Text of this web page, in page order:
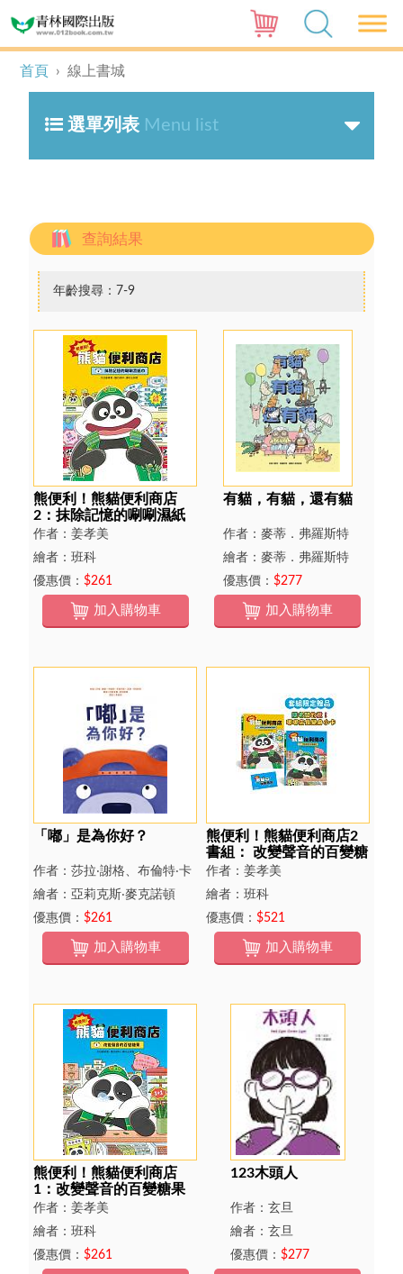
首頁 › 線上書城
選單列表 Menu list
查詢結果
年齡搜尋：7-9
熊便利！熊貓便利商店
2：抹除記憶的唰唰濕紙
巾
作者：姜孝美
繪者：班科
優惠價：$261
加入購物車
有貓，有貓，還有貓
作者：麥蒂．弗羅斯特
繪者：麥蒂．弗羅斯特
優惠價： $277
加入購物車
「嘟」是為你好？
作者：莎拉‧謝格、布倫特‧卡
馬利奇、潔米‧卡馬利奇
繪者：亞莉克斯‧麥克諾頓
優惠價：$261
加入購物車
熊便利！熊貓便利商店2
書組： 改變聲音的百變糖
果╳抹除記憶的唰唰濕紙
巾 （隨老闆的意！首刷限
量加贈嘟嘟店長變身小
卡）
作者：姜孝美
繪者：班科
優惠價： $521
加入購物車
熊便利！熊貓便利商店
1：改變聲音的百變糖果
作者：姜孝美
繪者：班科
優惠價：$261
123木頭人
作者：玄旦
繪者：玄旦
優惠價： $277